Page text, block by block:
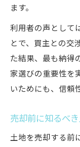
ます。
利用者の声として
とで、買主との交
た結果、最も納得
家選びの重要性を
いためにも、信頼
売却前に知るべ
土地を売却する前